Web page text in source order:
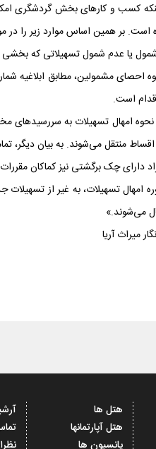
کسب و کارهای بخش گردشگری
است. بر همین اساس موارد زیر را
است.
منتقل می‌شوند. به بیان دیگر،
می‌شوند.»
میراث آریا
هتل ها
هتل آپارتمانها
پانسیون ها